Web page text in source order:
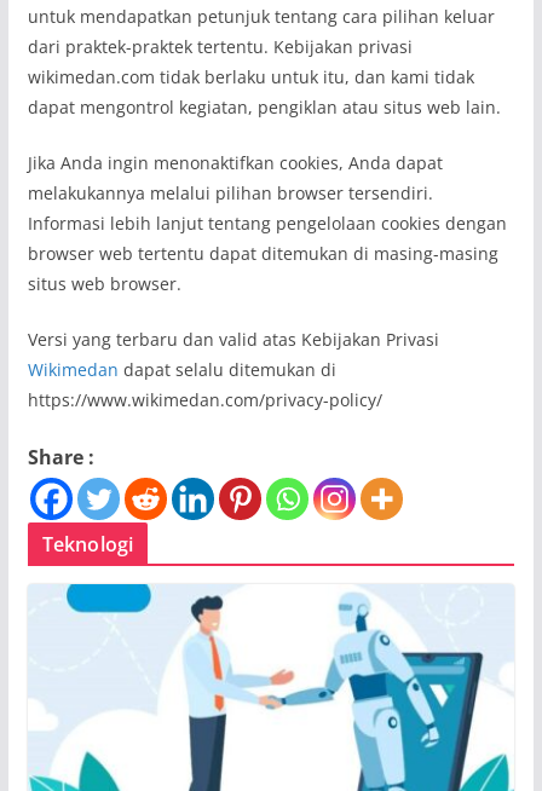
untuk mendapatkan petunjuk tentang cara pilihan keluar
dari praktek-praktek tertentu. Kebijakan privasi
wikimedan.com tidak berlaku untuk itu, dan kami tidak
dapat mengontrol kegiatan, pengiklan atau situs web lain.
Jika Anda ingin menonaktifkan cookies, Anda dapat
melakukannya melalui pilihan browser tersendiri.
Informasi lebih lanjut tentang pengelolaan cookies dengan
browser web tertentu dapat ditemukan di masing-masing
situs web browser.
Versi yang terbaru dan valid atas Kebijakan Privasi
Wikimedan dapat selalu ditemukan di
https://www.wikimedan.com/privacy-policy/
Share :
Teknologi